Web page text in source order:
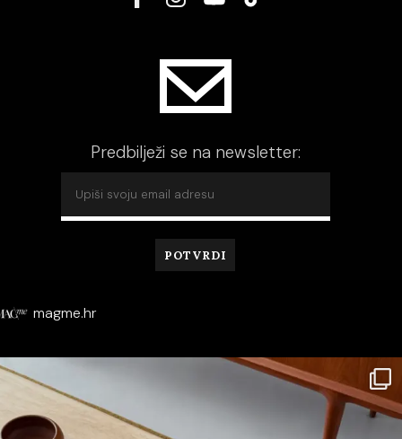
Predbilježi se na newsletter:
magme.hr